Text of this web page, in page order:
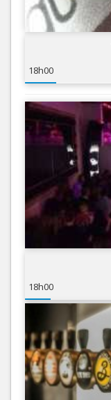
18h00
18h00